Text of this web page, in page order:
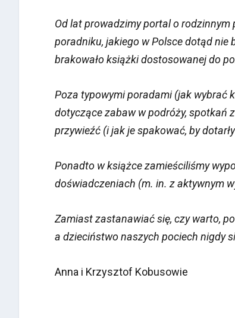
Od lat prowadzimy portal o
poradniku, jakiego w Polsce dotąd nie
brakowało książki dostosowanej do
Poza typowymi poradami (jak wybrać
dotyczące zabaw w podróży, spotkań
przywieźć (i jak je spakować, by
Ponadto w książce zamieściliśmy
doświadczeniach (m. in. z aktywnym
Zamiast zastanawiać się, czy warto,
a dzieciństwo naszych pociech nigdy
Anna i Krzysztof Kobusowie